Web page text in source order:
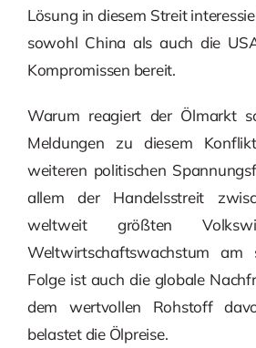
Lösung in diesem Streit
sowohl China als auch die
Kompromissen bereit.
Warum reagiert der Ölmarkt
Meldungen zu diesem
weiteren politischen
allem der Handelsstreit
weltweit größten
Weltwirtschaftswachstum am
Folge ist auch die globale
dem wertvollen Rohstoff
belastet die Ölpreise.